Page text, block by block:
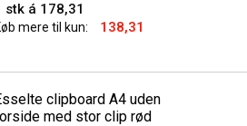
stk á 178,31
mere til kun: 138,31
clipboard A4 uden
med stor clip rød